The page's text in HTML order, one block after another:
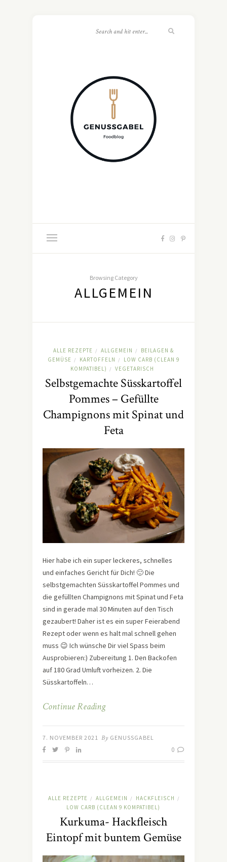
Browsing Category
ALLGEMEIN
ALLE REZEPTE / ALLGEMEIN /
BEILAGEN &
GEMÜSE / KARTOFFELN /
LOW CARB (CLEAN 9
KOMPATIBEL)
/ VEGETARISCH
Selbstgemachte Süsskartoffel
Pommes – Gefüllte
Champignons mit Spinat und
Feta
Hier habe ich ein super leckeres, schnelles
und einfaches Gericht für Dich! 🙂 Die
selbstgemachten Süsskartoffel Pommes und
die gefüllten Champignons mit Spinat und Feta
sind in gerade mal 30 Minuten auf den Tisch
gezaubert! Daher ist es ein super Feierabend
Rezept oder wenn es halt mal schnell gehen
muss 😉 Ich wünsche Dir viel Spass beim
Ausprobieren:) Zubereitung 1. Den Backofen
auf 180 Grad Umluft vorheizen. 2. Die
Süsskartoffeln…
Continue Reading
7. NOVEMBER 2021 By GENUSSGABEL
0
ALLE REZEPTE / ALLGEMEIN / HACKFLEISCH /
LOW CARB (CLEAN 9 KOMPATIBEL)
Kurkuma- Hackfleisch
Eintopf mit buntem Gemüse